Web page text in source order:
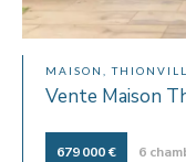
MAISON,
Vente Maison
679 000 € 6